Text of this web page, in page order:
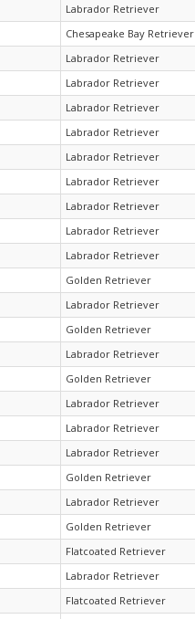
Labrador Retriever
Chesapeake Bay Retriever
Labrador Retriever
Labrador Retriever
Labrador Retriever
Labrador Retriever
Labrador Retriever
Labrador Retriever
Labrador Retriever
Labrador Retriever
Labrador Retriever
Golden Retriever
Labrador Retriever
Golden Retriever
Labrador Retriever
Golden Retriever
Labrador Retriever
Labrador Retriever
Labrador Retriever
Golden Retriever
Labrador Retriever
Golden Retriever
Flatcoated Retriever
Labrador Retriever
Flatcoated Retriever